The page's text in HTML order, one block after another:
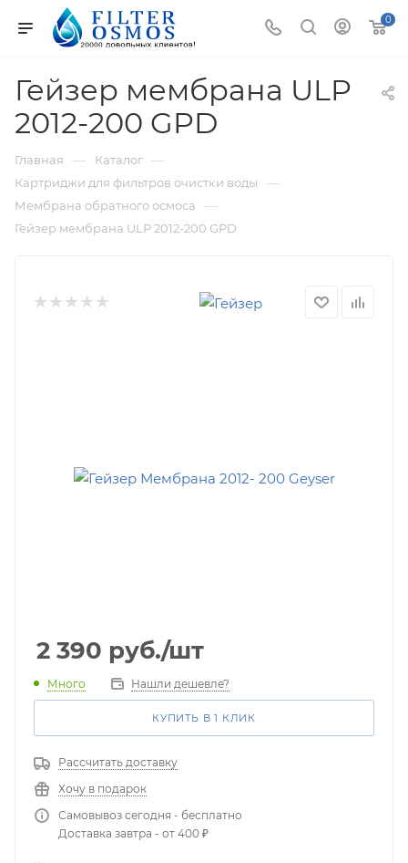
0
Гейзер мембрана ULP
2012-200 GPD
Главная — Каталог —
Картриджи для фильтров очистки воды —
Мембрана обратного осмоса —
Гейзер мембрана ULP 2012-200 GPD
2 390 руб./шт
Много Нашли дешевле?
КУПИТЬ В 1 КЛИК
Рассчитать доставку
Хочу в подарок
Самовывоз сегодня - бесплатно
Доставка завтра - от 400 ₽